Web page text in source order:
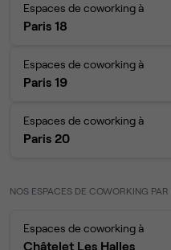
Espaces de coworking à
Paris 18
Espaces de coworking à
Paris 19
Espaces de coworking à
Paris 20
NOS ESPACES DE COWORKING
Espaces de coworking à
Châtelet Les Halles